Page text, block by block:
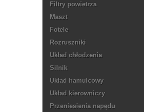
Filtry powietrza
Maszt
Fotele
Rozruszniki
Układ chłodzenia
Silnik
Układ hamulcowy
Układ kierowniczy
Przeniesienia napędu